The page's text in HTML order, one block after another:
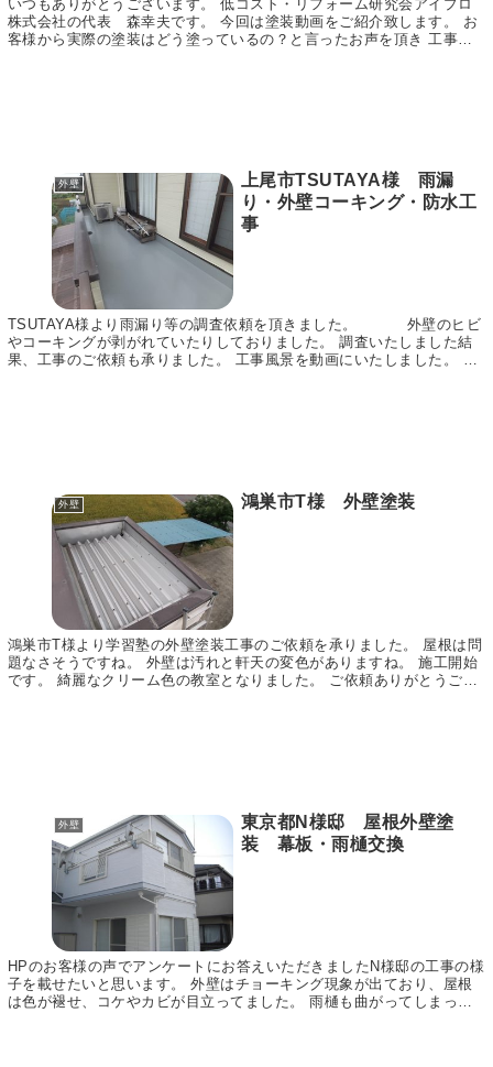
いつもありがとうございます。 低コスト・リフォーム研究会アイプロ
株式会社の代表 森幸夫です。 今回は塗装動画をご紹介致します。 お
客様から実際の塗装はどう塗っているの？と言ったお声を頂き 工事の
外壁
上尾市TSUTAYA様 雨漏
り・外壁コーキング・防水工
事
TSUTAYA様より雨漏り等の調査依頼を頂きました。 外壁のヒビ
やコーキングが剥がれていたりしておりました。 調査いたしました結
果、工事のご依頼も承りました。 工事風景を動画にいたしました。 ぜ
外壁 鴻巣市T様 外壁塗装
鴻巣市T様より学習塾の外壁塗装工事のご依頼を承りました。 屋根は問
題なさそうですね。 外壁は汚れと軒天の変色がありますね。 施工開始
です。 綺麗なクリーム色の教室となりました。 ご依頼ありがとうござ
外壁
東京都N様邸 屋根外壁塗
装 幕板・雨樋交換
HPのお客様の声でアンケートにお答えいただきましたN様邸の工事の様
子を載せたいと思います。 外壁はチョーキング現象が出ており、屋根
は色が褪せ、コケやカビが目立ってました。 雨樋も曲がってしまって